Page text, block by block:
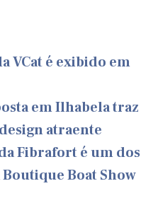
VCat é exibido em
em Ilhabela traz
atraente
Fibrafort é um dos
Boat Show